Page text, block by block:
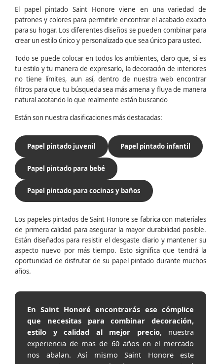
El papel pintado Saint Honore viene en una variedad de
patrones y colores para permitirle encontrar el acabado exacto
para su hogar. Los diferentes diseños se pueden combinar para
crear un estilo único y personalizado que sea único para usted.
Todo se puede colocar en todos los ambientes, claro que, si es
tu estilo y tu manera de expresarlo, la decoración de interiores
no tiene límites, aun así, dentro de nuestra web encontrar
filtros para que tu búsqueda sea más amena y fluya de manera
natural acotando lo que realmente están buscando
Están son nuestra clasificaciones más destacadas:
Papel pintado juvenil Papel pintado infantil
Papel pintado para bebé
Papel pintado para cocinas y baños
Los papeles pintados de Saint Honore se fabrica con materiales
de primera calidad para asegurar la mayor durabilidad posible.
Están diseñados para resistir el desgaste diario y mantener su
aspecto nuevo por más tiempo. Esto significa que tendrá la
oportunidad de disfrutar de su papel pintado durante muchos
años.
En Saint Honoré encontrarás ese cómplice
que necesitas para combinar decoración,
estilo y calidad al mejor precio, nuestra
experiencia de mas de 60 años en el mercado
nos abalan. Así mismo Saint Honore este